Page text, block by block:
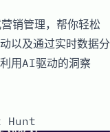
销管理，帮你轻松
以及通过实时数据分
用AI驱动的洞察
Hunt